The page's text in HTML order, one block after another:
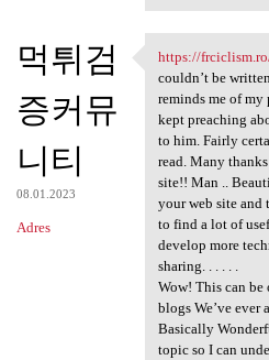
먹튀검
증커뮤
니티
08.01.2023
Adres
https://
https://
couldn’t be
reminds me of my
kept preaching
to him. Fairly
read. Many
site!! Man ..
your web site and
to find a lot of
develop more
sharing. . . . . .
Wow! This can be
blogs We’ve ever
Basically
topic so I can